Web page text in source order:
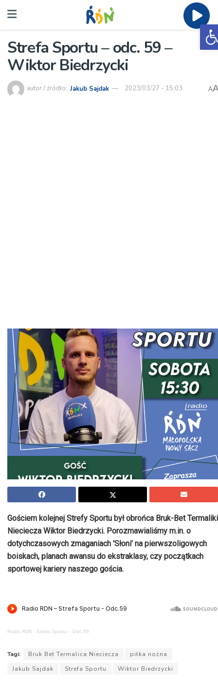
Strefa Sportu – odc. 59 –
Wiktor Biedrzycki
autor / źródło: Jakub Sajdak 2023/03/27 - 15:03 A
Gościem kolejnej Strefy Sportu był obrońca Bruk-Bet Termaliki
Nieciecza Wiktor Biedrzycki. Porozmawialiśmy m.in. o
dotychczasowych zmaganiach 'Słoni’ na pierwszoligowych
boiskach, planach awansu do ekstraklasy, czy początkach
sportowej kariery naszego gościa.
Radio RDN · Strefa Sportu – Odc.59
Tagi: Bruk Bet Termalica Nieciecza
piłka nożna
Jakub Sajdak
Strefa Sportu Wiktor Biedrzycki